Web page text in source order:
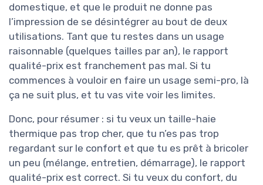
domestique, et que le produit ne donne pas
l’impression de se désintégrer au bout de deux
utilisations. Tant que tu restes dans un usage
raisonnable (quelques tailles par an), le rapport
qualité-prix est franchement pas mal. Si tu
commences à vouloir en faire un usage semi-pro, là
ça ne suit plus, et tu vas vite voir les limites.
Donc, pour résumer : si tu veux un taille-haie
thermique pas trop cher, que tu n’es pas trop
regardant sur le confort et que tu es prêt à bricoler
un peu (mélange, entretien, démarrage), le rapport
qualité-prix est correct. Si tu veux du confort, du